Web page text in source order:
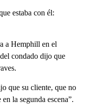
estaba con él:
a Hemphill en el
condado dijo que
que su cliente, que no
la segunda escena”.